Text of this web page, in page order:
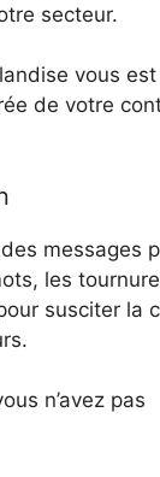
secteur.
vous
de votre
messages
les
susciter la
n’avez pas